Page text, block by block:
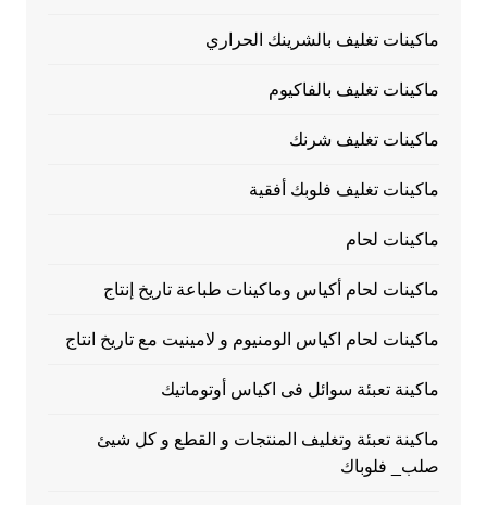
ماكينات تغليف بالشرينك الحراري
ماكينات تغليف بالفاكيوم
ماكينات تغليف شرنك
ماكينات تغليف فلوبك أفقية
ماكينات لحام
ماكينات لحام أكياس وماكينات طباعة تاريخ إنتاج
ماكينات لحام اكياس الومنيوم و لامينيت مع تاريخ انتاج
ماكينة تعبئة سوائل فى اكياس أوتوماتيك
ماكينة تعبئة وتغليف المنتجات و القطع و كل شيئ
صلب_ فلوباك